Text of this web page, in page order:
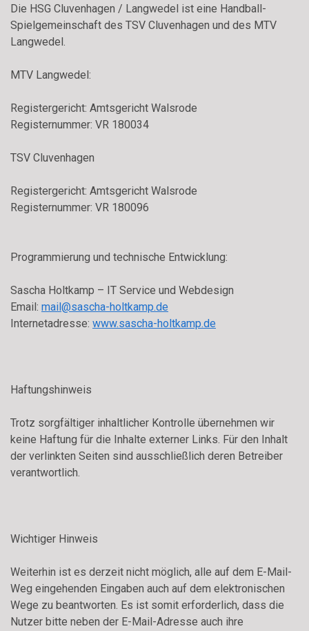
Die HSG Cluvenhagen / Langwedel ist eine Handball-
Spielgemeinschaft des TSV Cluvenhagen und des MTV
Langwedel.
MTV Langwedel:
Registergericht: Amtsgericht Walsrode
Registernummer: VR 180034
TSV Cluvenhagen
Registergericht: Amtsgericht Walsrode
Registernummer: VR 180096
Programmierung und technische Entwicklung:
Sascha Holtkamp – IT Service und Webdesign
Email: mail@sascha-holtkamp.de
Internetadresse: www.sascha-holtkamp.de
Haftungshinweis
Trotz sorgfältiger inhaltlicher Kontrolle übernehmen wir
keine Haftung für die Inhalte externer Links. Für den Inhalt
der verlinkten Seiten sind ausschließlich deren Betreiber
verantwortlich.
Wichtiger Hinweis
Weiterhin ist es derzeit nicht möglich, alle auf dem E-Mail-
Weg eingehenden Eingaben auch auf dem elektronischen
Wege zu beantworten. Es ist somit erforderlich, dass die
Nutzer bitte neben der E-Mail-Adresse auch ihre